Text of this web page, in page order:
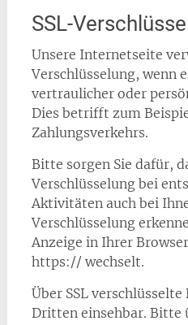
SSL-
Unsere Internetseite
Verschlüsselung, wenn
vertraulicher oder
Dies betrifft zum
Zahlungsverkehrs.
Bitte sorgen Sie dafür,
Verschlüsselung bei
Aktivitäten auch bei
Verschlüsselung
Anzeige in Ihrer
https:// wechselt.
Über SSL
Dritten einsehbar. Bitte